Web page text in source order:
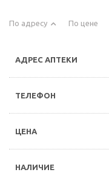
По адресу По цене